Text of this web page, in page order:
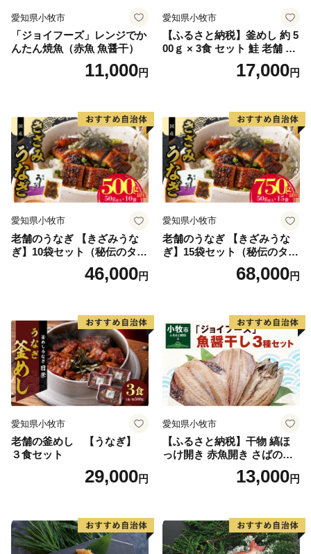
愛知県小牧市
「ジョイフーズ」レンジでか
んたん焼魚（赤魚 魚醤干）
11,000円
愛知県小牧市
【ふるさと納税】釜めし 約 5
00ｇ × 3食 セット 鮭 老舗 急
速冷凍 レンチン 時短 簡単調
理 食品 加工品 海鮮 手作り
り寄せグルメ 愛知県 小牧市
送料無料
17,000円
愛知県小牧市
老舗のうなぎ 【きざみうな
ぎ】10袋セット（秘伝のタレ
46,000円
愛知県小牧市
老舗のうなぎ 【きざみうな
ぎ】15袋セット（秘伝のタレ
68,000円
愛知県小牧市
老舗の釜めし 【うなぎ】
３食セット
29,000円
愛知県小牧市
【ふるさと納税】干物 縞ほ
っけ開き 赤魚開き さばの開
き 魚醤干し 3種 セット 詰め
合わせ 魚 おかず 肉厚 おいし
取り寄せグルメ 魚醤 ナンプ
ラー 愛知県 小牧市 冷凍 送料
無料
13,000円